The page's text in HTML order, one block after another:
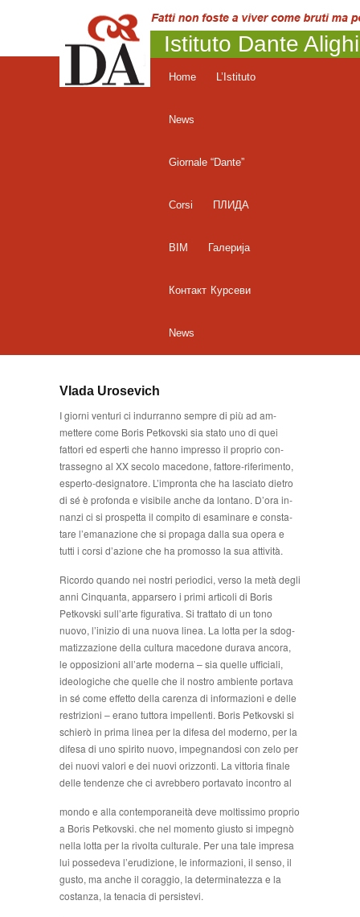
Istituto Dante
Home L’Istituto
News
Giornale “Dante”
Corsi ПЛИДА
BIM Галерија
Контакт Курсеви
News
Vlada Urosevich
I giorni venturi ci indurranno sempre di più ad am­
mettere come Boris Petkovski sia stato uno di quei
fattori ed esperti che hanno impresso il proprio con­
trassegno al XX secolo macedone, fattore-riferimento,
esperto-designatore. L’impronta che ha lasciato dietro
di sé è profonda e visibile anche da lontano. D’ora in­
nanzi ci si prospetta il compito di esaminare e consta­
tare l’emanazione che si propaga dalla sua opera e
tutti i corsi d’azione che ha promosso la sua attività.
Ricordo quando nei nostri periodici, verso la metà degli
anni Cinquanta, apparsero i primi articoli di Bo­ris
Petkovski sull’arte figurativa. Si trattato di un tono
nuovo, l’inizio di una nuova linea. La lotta per la sdog­
matizzazione della cultura macedone durava ancora,
le opposizioni all’arte moderna – sia quelle ufficiali,
ideologiche che quelle che il nostro ambiente portava
in sé come effetto della carenza di informazioni e delle
restrizioni – erano tuttora impellenti. Boris Petkovski si
schierò in prima linea per la difesa del moderno, per la
difesa di uno spirito nuovo, impegnandosi con zelo per
dei nuovi valori e dei nuovi orizzonti. La vittoria finale
delle tendenze che ci avrebbero portavato incontro al
mondo e alla contemporaneità deve moltissimo pro­prio
a Boris Petkovski. che nel momento giusto si im­pegnò
nella lotta per la rivolta culturale. Per una tale impresa
lui possedeva l’erudizione, le informazioni, il senso, il
gusto, ma anche il coraggio, la determinatezza e la
costanza, la tenacia di persistevi.